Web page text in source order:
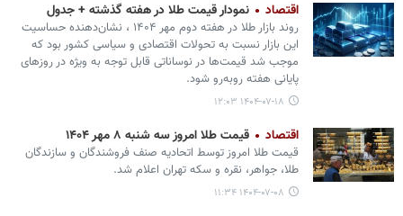
اقتصاد نمودار قیمت طلا در هفته گذشته + جدول
روند بازار طلا در هفته دوم مهر ۱۴۰۴ ، نشان‌دهنده حساسیت
این بازار نسبت به تحولات اقتصادی و سیاسی کشور بود که
موجب شد قیمت‌ها در نوساناتی قابل توجه به ویژه در روزهای
پایانی هفته روبه‌رو شود.
۱۴۰۴-۰۷-۱۸ ۱۲:۰۳
اقتصاد قیمت طلا امروز سه شنبه ۸ مهر ۱۴۰۴
قیمت طلا امروز توسط اتحادیه صنف فروشندگان و سازندگان
طلا، جواهر، نقره و سکه تهران اعلام شد.
۱۴۰۴-۰۷-۰۸ ۱۱:۳۴